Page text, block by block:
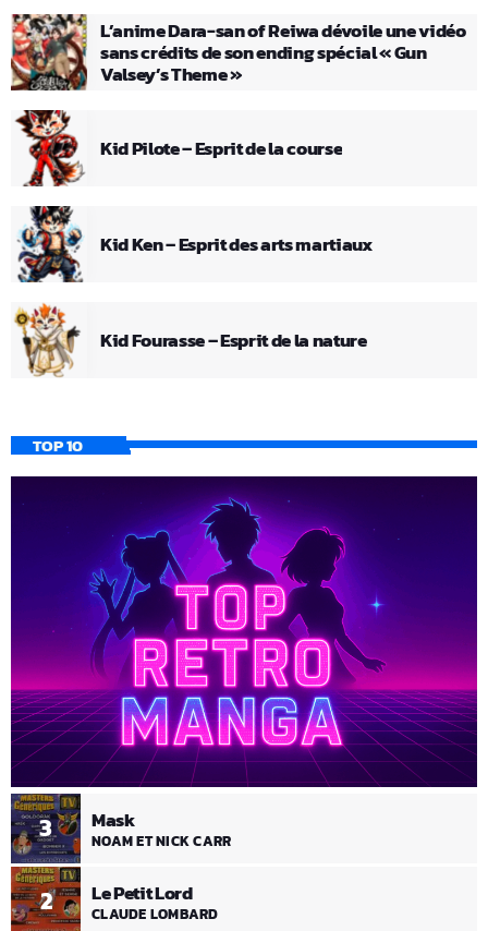
L’anime Dara-san of Reiwa dévoile une vidéo
sans crédits de son ending spécial « Gun
Valsey’s Theme »
Kid Pilote – Esprit de la course
Kid Ken – Esprit des arts martiaux
Kid Fourasse – Esprit de la nature
TOP 10
2 Le Petit Lord
CLAUDE LOMBARD
3 Mask
NOAM ET NICK CARR